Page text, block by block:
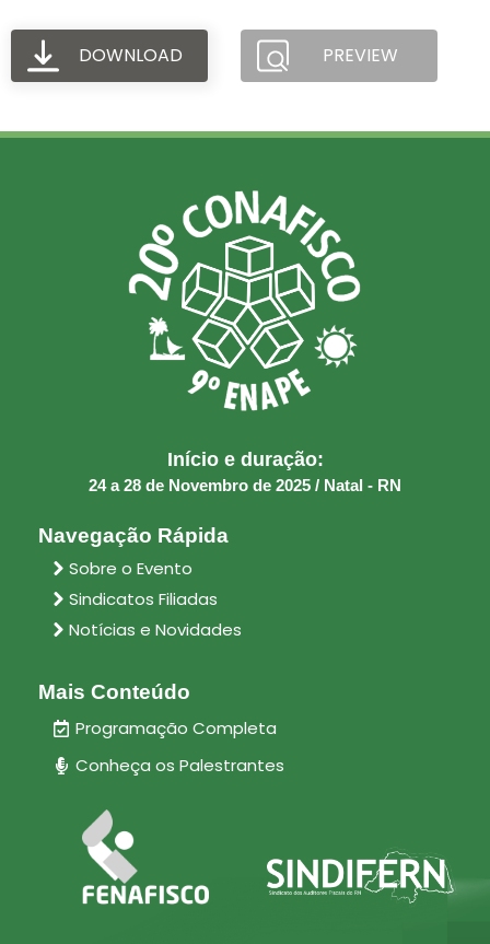
DOWNLOAD PREVIEW
Início e duração:
24 a 28 de Novembro de 2025 / Natal - RN
Navegação Rápida
Sobre o Evento
Sindicatos Filiadas
Notícias e Novidades
Mais Conteúdo
Programação Completa
Conheça os Palestrantes